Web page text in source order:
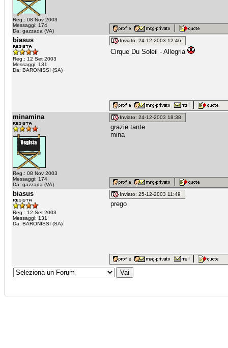
Reg.: 08 Nov 2003
Messaggi: 174
Da: gazzada (VA)
biasus
Reg.: 12 Set 2003
Messaggi: 131
Da: BARONISSI (SA)
Inviato: 24-12-2003 12:46
Cirque Du Soleil - Allegria
minamina
Reg.: 08 Nov 2003
Messaggi: 174
Da: gazzada (VA)
Inviato: 24-12-2003 18:38
grazie tante
mina
biasus
Reg.: 12 Set 2003
Messaggi: 131
Da: BARONISSI (SA)
Inviato: 25-12-2003 11:49
prego